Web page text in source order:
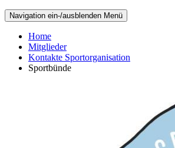
Navigation ein-/ausblenden Menü
Home
Mitglieder
Kontakte Sportorganisation
Sportbünde